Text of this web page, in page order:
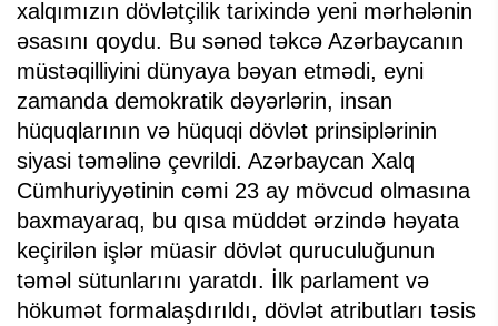
xalqımızın dövlətçilik tarixində yeni mərhələnin
əsasını qoydu. Bu sənəd təkcə Azərbaycanın
müstəqilliyini dünyaya bəyan etmədi, eyni
zamanda demokratik dəyərlərin, insan
hüquqlarının və hüquqi dövlət prinsiplərinin
siyasi təməlinə çevrildi. Azərbaycan Xalq
Cümhuriyyətinin cəmi 23 ay mövcud olmasına
baxmayaraq, bu qısa müddət ərzində həyata
keçirilən işlər müasir dövlət quruculuğunun
təməl sütunlarını yaratdı. İlk parlament və
hökumət formalaşdırıldı, dövlət atributları təsis